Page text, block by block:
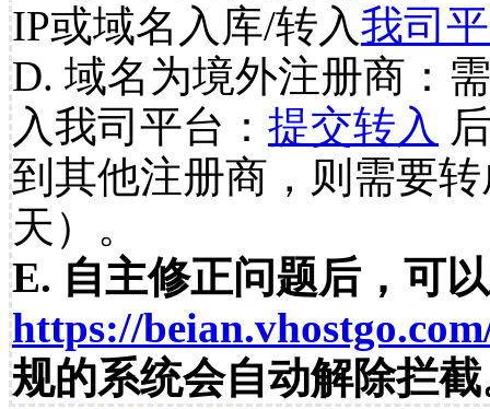
IP或域名入库/转入我司
D. 域名为境外注册商：
入我司平台： 提交转入
到其他注册商，则需要
天）。
E. 自主修正问题后，可
https://
规的系统会自动解除拦